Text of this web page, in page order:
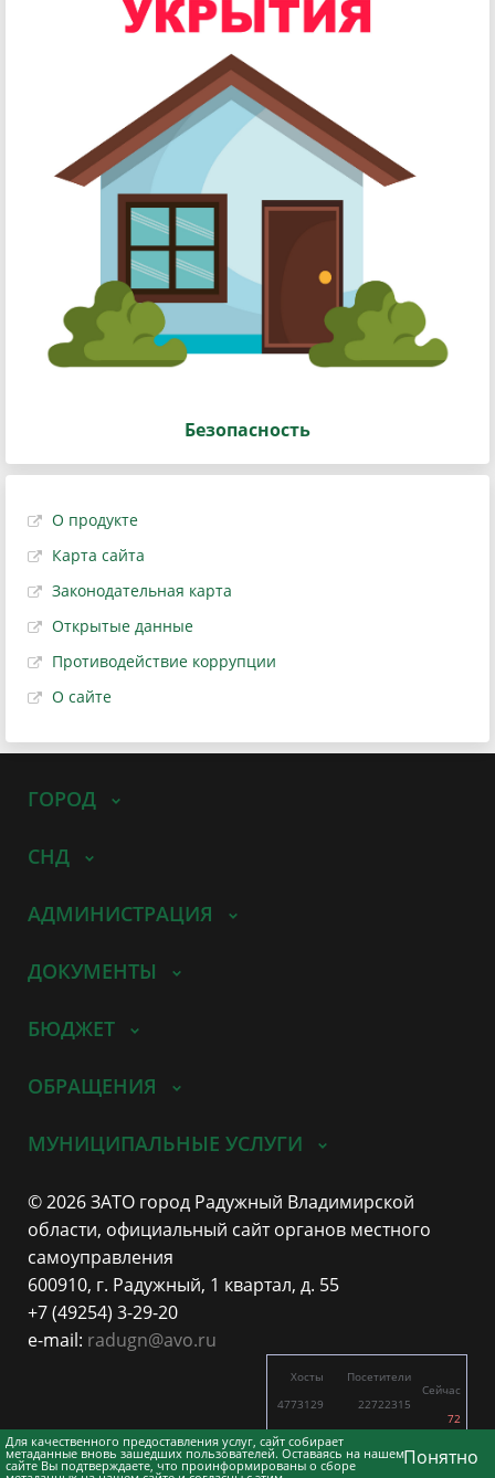
Безопасность
О продукте
Карта сайта
Законодательная карта
Открытые данные
Противодействие коррупции
О сайте
Для качественного предоставления услуг, сайт собирает
метаданные вновь зашедших пользователей. Оставаясь на нашем
сайте Вы подтверждаете, что проинформированы о сборе Понятно
ГОРОД
СНД
АДМИНИСТРАЦИЯ
ДОКУМЕНТЫ
БЮДЖЕТ
ОБРАЩЕНИЯ
МУНИЦИПАЛЬНЫЕ УСЛУГИ
© 2026 ЗАТО город Радужный Владимирской
области, официальный сайт органов местного
самоуправления
600910, г. Радужный, 1 квартал, д. 55
+7 (49254) 3-29-20
e-mail: radugn@avo.ru
Хосты
4773129
5404
Посетители
22722315
17872
Сейчас
72